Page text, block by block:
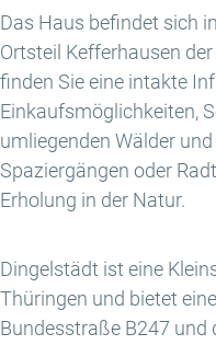
Das Haus befindet sich
Ortsteil Kefferhausen
finden Sie eine intakte
Einkaufsmöglichkeiten,
umliegenden Wälder
Spaziergängen oder
Erholung in der Natur.
Dingelstädt ist eine
Thüringen und bietet
Bundesstraße B247 und